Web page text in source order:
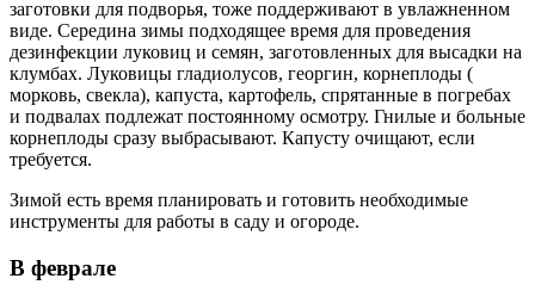
заготовки для подворья, тоже поддерживают в увлажненном
виде. Середина зимы подходящее время для проведения
дезинфекции луковиц и семян, заготовленных для высадки на
клумбах. Луковицы гладиолусов, георгин, корнеплоды (
морковь, свекла), капуста, картофель, спрятанные в погребах
и подвалах подлежат постоянному осмотру. Гнилые и больные
корнеплоды сразу выбрасывают. Капусту очищают, если
требуется.
Зимой есть время планировать и готовить необходимые
инструменты для работы в саду и огороде.
В феврале